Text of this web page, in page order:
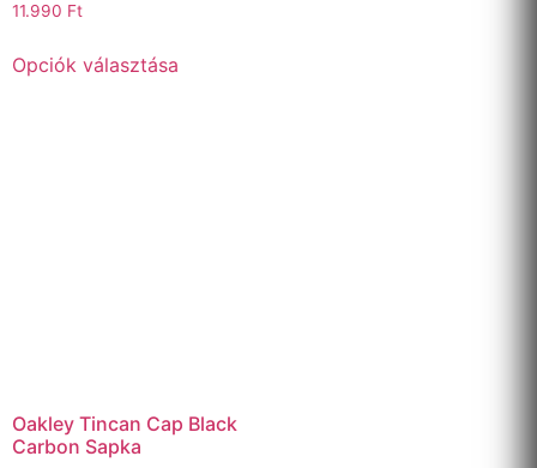
11.990 Ft
Opciók választása
Oakley Tincan Cap Black
Carbon Sapka